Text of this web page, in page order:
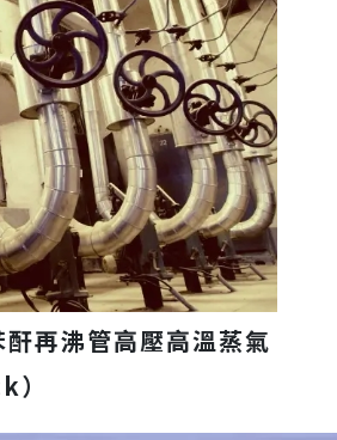
再沸管高壓高溫蒸氣